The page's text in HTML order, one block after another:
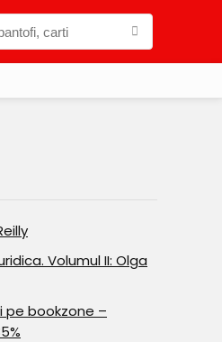
Volumul II: Olga
pe bookzone –